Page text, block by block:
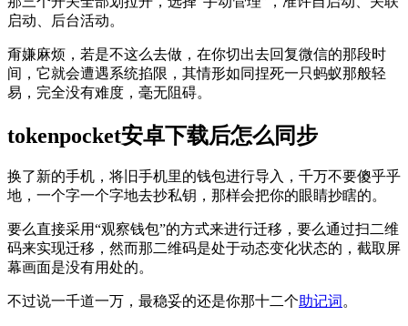
启动、后台活动。
甭嫌麻烦，若是不这么去做，在你切出去回复微信的那段时
间，它就会遭遇系统掐限，其情形如同捏死一只蚂蚁那般轻
易，完全没有难度，毫无阻碍。
tokenpocket安卓下载后怎么同步
换了新的手机，将旧手机里的钱包进行导入，千万不要傻乎乎
地，一个字一个字地去抄私钥，那样会把你的眼睛抄瞎的。
要么直接采用“观察钱包”的方式来进行迁移，要么通过扫二维
码来实现迁移，然而那二维码是处于动态变化状态的，截取屏
幕画面是没有用处的。
不过说一千道一万，最稳妥的还是你那十二个助记词。